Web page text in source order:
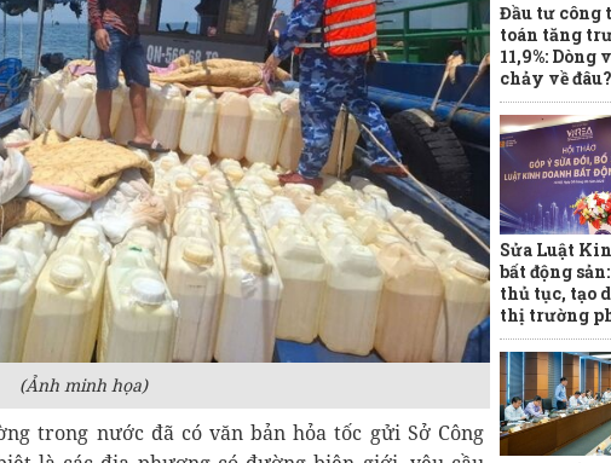
(Ảnh minh họa)
trong nước đã có văn bản hỏa tốc gửi Sở Công
Đầu tư công
toán tăng
11,9%: Dòng
chảy về đâu?
Sửa Luật
bất động
thủ tục, tạo
thị trường